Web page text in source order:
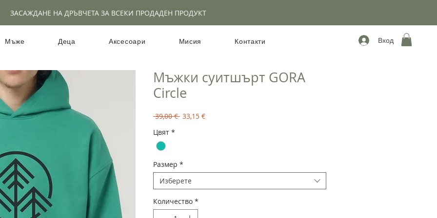
Вход
ЗАСАЖДАНЕ НА ДРЪВЧЕТА ЗА ВСЕКИ ПРОДАДЕН ПРОДУКТ
Мъже Деца Аксесоари Мисия Контакти
Мъжки суитшърт GORA
Circle
39,00 € Редовна
33,15 €Продажна
Цвят *
Размер *
Изберете
Количество *